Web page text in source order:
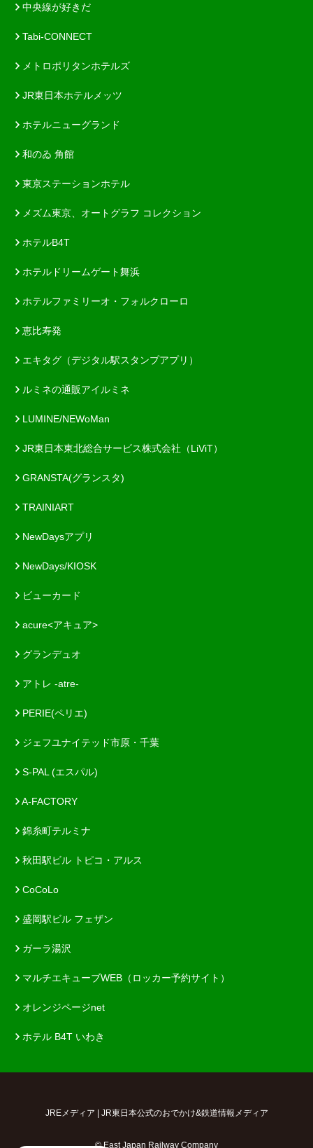
中央線が好きだ
Tabi-CONNECT
メトロポリタンホテルズ
JR東日本ホテルメッツ
ホテルニューグランド
和のゐ 角館
東京ステーションホテル
メズム東京、オートグラフ コレクション
ホテルB4T
ホテルドリームゲート舞浜
ホテルファミリーオ・フォルクローロ
恵比寿発
エキタグ（デジタル駅スタンプアプリ）
ルミネの通販アイルミネ
LUMINE/NEWoMan
JR東日本東北総合サービス株式会社（LiViT）
GRANSTA(グランスタ)
TRAINIART
NewDaysアプリ
NewDays/KIOSK
ビューカード
acure<アキュア>
グランデュオ
アトレ -atre-
PERIE(ペリエ)
ジェフユナイテッド市原・千葉
S-PAL (エスパル)
A-FACTORY
錦糸町テルミナ
秋田駅ビル トピコ・アルス
CoCoLo
盛岡駅ビル フェザン
ガーラ湯沢
マルチエキューブWEB（ロッカー予約サイト）
オレンジページnet
ホテル B4T いわき
JREメディア | JR東日本公式のおでかけ&鉄道情報メディア
© East Japan Railway Company